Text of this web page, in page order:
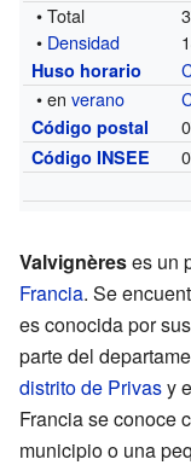
• Total
• Densidad
Huso horario
• enverano
Código postal
Código INSEE
Valvignèreses un
Francia. Se
es conocida por
parte del
distrito de Privasy
Francia se conoce
municipio o una